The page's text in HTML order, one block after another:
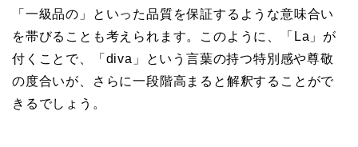
「一級品の」といった品質を保証するような意味合い
を帯びることも考えられます。このように、「La」が
付くことで、「diva」という言葉の持つ特別感や尊敬
の度合いが、さらに一段階高まると解釈することがで
きるでしょう。